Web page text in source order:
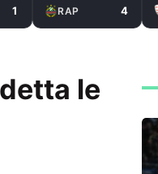
1 RAP 4
le